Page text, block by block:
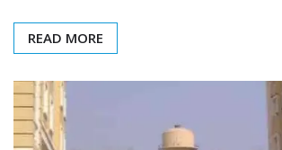
READ MORE